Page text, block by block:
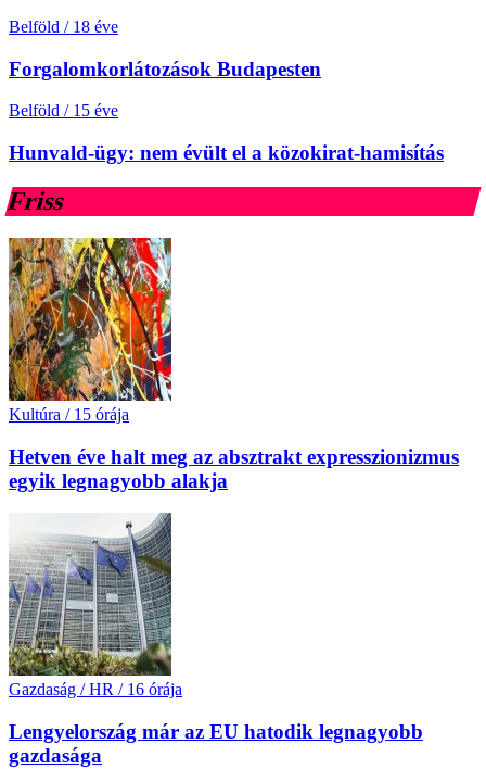
Belföld / 18 éve
Forgalomkorlátozások Budapesten
Belföld / 15 éve
Hunvald-ügy: nem évült el a közokirat-hamisítás
Friss
Kultúra / 15 órája
Hetven éve halt meg az absztrakt expresszionizmus
egyik legnagyobb alakja
Gazdaság / HR / 16 órája
Lengyelország már az EU hatodik legnagyobb
gazdasága